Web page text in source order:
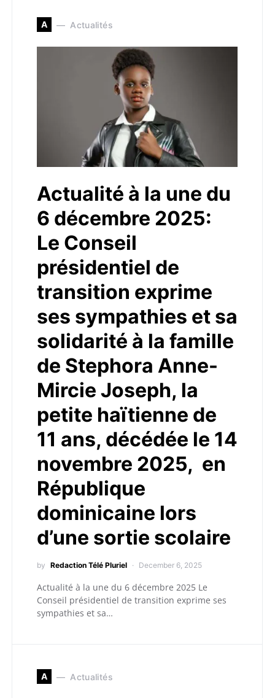
A Actualités
Actualité à la une du
6 décembre 2025:
Le Conseil
présidentiel de
transition exprime
ses sympathies et sa
solidarité à la famille
de Stephora Anne-
Mircie Joseph, la
petite haïtienne de
11 ans, décédée le 14
novembre 2025, en
République
dominicaine lors
d’une sortie scolaire
by Redaction Télé Pluriel December 6, 2025
Actualité à la une du 6 décembre 2025 Le
Conseil présidentiel de transition exprime ses
sympathies et sa…
A Actualités